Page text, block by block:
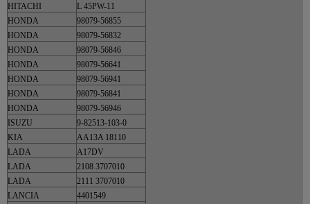
HITACHI
L 45PW-11
HONDA
98079-56855
HONDA
98079-56832
HONDA
98079-56846
HONDA
98079-56641
HONDA
98079-56941
HONDA
98079-56841
HONDA
98079-56946
ISUZU
9-82513-103-0
KIA
AA13A 18110
LADA
A17DV
LADA
2108 3707010
LADA
2111 3707010
LANCIA
4401549